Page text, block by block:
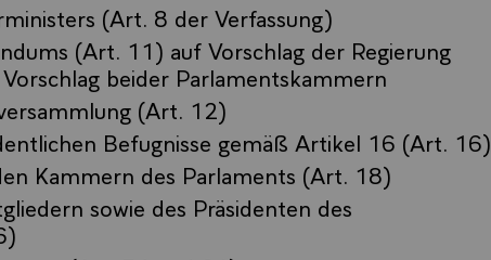
(Art. 8 der Verfassung)
(Art. 11) auf Vorschlag der Regierung
beider Parlamentskammern
(Art. 12)
Befugnisse gemäß Artikel 16 (Art. 16)
Kammern des Parlaments (Art. 18)
sowie des Präsidenten des